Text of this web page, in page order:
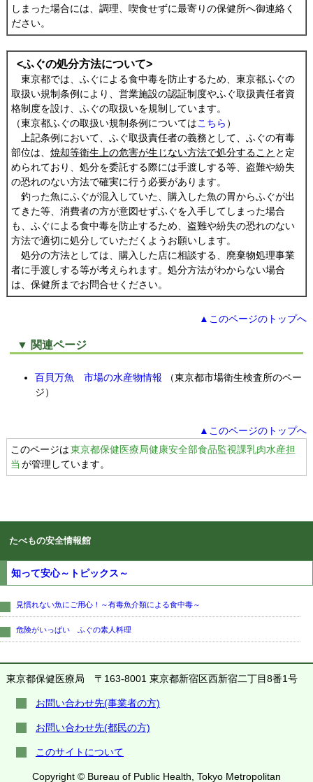
しまった場合には、調理、喫食せずに最寄りの保健所へ御連絡く
ださい。
<ふぐの処分方法について>
東京都では、ふぐによる食中毒を防止するため、東京都ふぐの
取扱い規制条例により、営業施設の認証制度やふぐ取扱責任者資
格制度を設け、ふぐの取扱いを規制しています。
（東京都ふぐの取扱い規制条例についてはこちら ）
上記条例において、ふぐ取扱責任者の義務として、ふぐの有毒
部位は、 焼却等衛生上の危害が生じない方法で処分すること と定
められており、処分を委託する際には手渡しする等、盗難や紛失
の恐れのない方法で確実に行う必要があります。
釣った魚にふぐが混入していた、購入した魚の胃からふぐが出
てきた等、消費者の方が意図せずふぐを入手してしまった場合
も、ふぐによる食中毒を防止するため、盗難や紛失の恐れのない
方法で適切に処分していただくようお願いします。
処分の方法としては、購入した店に相談する、廃棄物処理事業
者に手渡しする等が考えられます。処分方法がわからない場合
は、保健所までお問合せください。
▲このページのトップへ
▼ 関連ページ
百貝万魚 市場の水産物情報 （東京都市場衛生検査所のペー
ジ）
▲このページのトップへ
このページは東京都保健医療局健康安全部食品監視課乳肉水産担
当 が管理しています。
たべもの安全情報館
知って安心～トピックス～
見慣れない魚にご用心！～有毒魚介類による食中毒～
危険がいっぱい ふぐの素人料理
東京都保健医療局 〒163-8001 東京都新宿区西新宿二丁目8番1号
お問い合わせ先(事業者の方)
お問い合わせ先(都民の方)
このサイトについて
Copyright © Bureau of Public Health, Tokyo Metropolitan